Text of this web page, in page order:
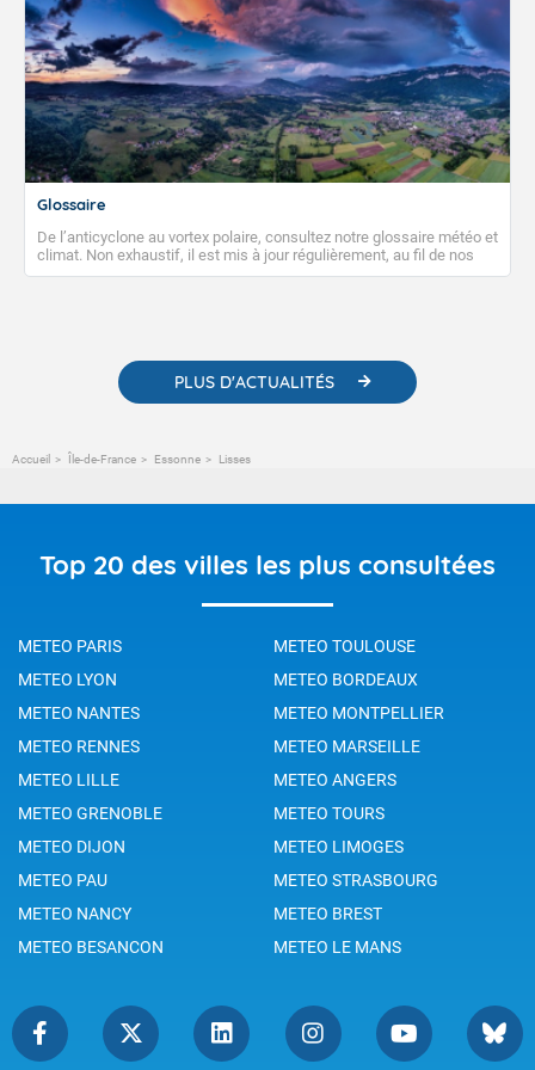
Glossaire
De l’anticyclone au vortex polaire, consultez notre glossaire météo et
climat. Non exhaustif, il est mis à jour régulièrement, au fil de nos
publications. Vous y trouverez également des liens utiles vers nos
PLUS D'ACTUALITÉS
Accueil Île-de-France Essonne Lisses
Top 20 des villes les plus consultées
METEO PARIS
METEO TOULOUSE
METEO LYON
METEO BORDEAUX
METEO NANTES
METEO MONTPELLIER
METEO RENNES
METEO MARSEILLE
METEO LILLE
METEO ANGERS
METEO GRENOBLE
METEO TOURS
METEO DIJON
METEO LIMOGES
METEO PAU
METEO STRASBOURG
METEO NANCY
METEO BREST
METEO BESANCON
METEO LE MANS